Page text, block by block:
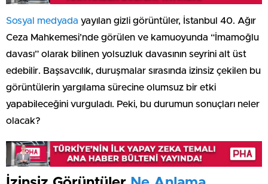
Sosyal medyada yayılan gizli görüntüler, İstanbul 40. Ağır
Ceza Mahkemesi’nde görülen ve kamuoyunda “İmamoğlu
davası” olarak bilinen yolsuzluk davasının seyrini alt üst
edebilir. Başsavcılık, duruşmalar sırasında izinsiz çekilen bu
görüntülerin yargılama sürecine olumsuz bir etki
yapabileceğini vurguladı. Peki, bu durumun sonuçları neler
olacak?